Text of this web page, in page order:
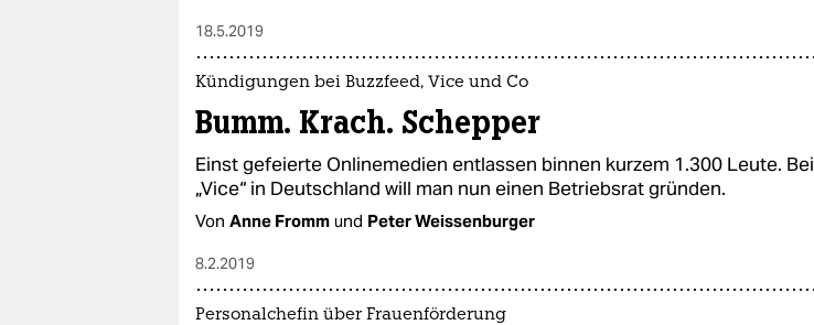
18.5.2019
Kündigungen bei Buzzfeed, Vice und Co
Bumm. Krach. Schepper
Einst gefeierte Onlinemedien entlassen binnen kurzem 1.300 Leute. Bei
„Vice“ in Deutschland will man nun einen Betriebsrat gründen.
Von Anne Fromm und Peter Weissenburger
8.2.2019
Personalchefin über Frauenförderung